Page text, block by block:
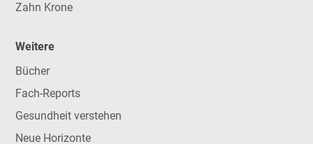
Zahn Krone
Weitere
Bücher
Fach-Reports
Gesundheit verstehen
Neue Horizonte